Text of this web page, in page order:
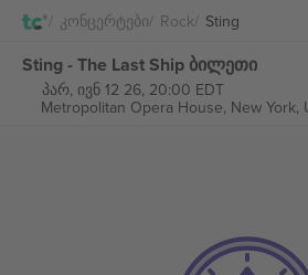
Კონცერტები Rock Sting
Sting - The Last Ship ბილეთი
პარ, ივნ 12 26, 20:00 EDT
Metropolitan Opera House, New York,